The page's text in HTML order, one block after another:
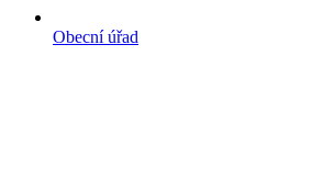
Obecní úřad